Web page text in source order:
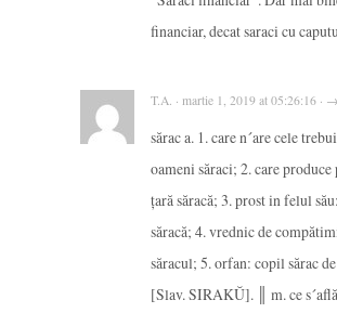
financiar, decat saraci cu
T.A. · martie 1, 2019 at 05:26:16 · →
sărac a. 1. care n´are cele
oameni săraci; 2. care
țară săracă; 3. prost in felul
săracă; 4. vrednic de
săracul; 5. orfan: copil sărac
[Slav. SIRAKŬ]. ║ m. ce